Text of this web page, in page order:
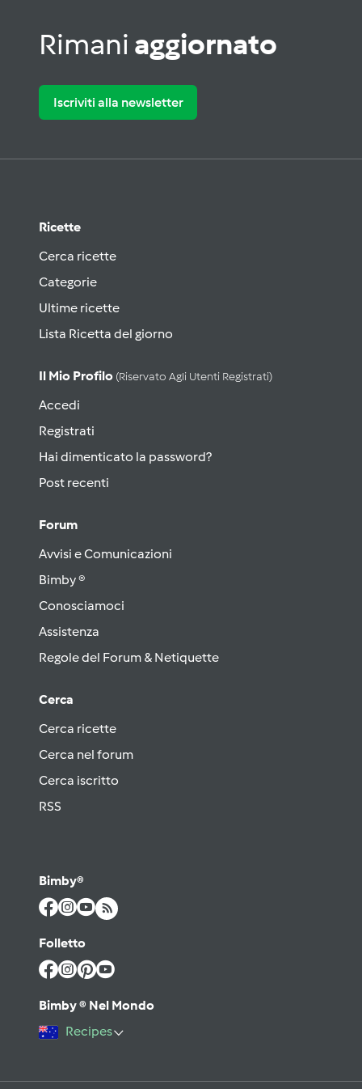
Rimani aggiornato
Iscriviti alla newsletter
Ricette
Cerca ricette
Categorie
Ultime ricette
Lista Ricetta del giorno
Il Mio Profilo (riservato Agli Utenti Registrati)
Accedi
Registrati
Hai dimenticato la password?
Post recenti
Forum
Avvisi e Comunicazioni
Bimby ®
Conosciamoci
Assistenza
Regole del Forum & Netiquette
Cerca
Cerca ricette
Cerca nel forum
Cerca iscritto
RSS
Bimby®
Folletto
Bimby ® Nel Mondo
Recipes